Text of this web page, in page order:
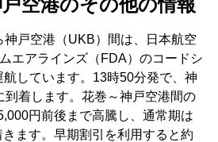
空港のその他の情報
戸空港（UKB）間は、日本航空
エアラインズ（FDA）のコードシ
航しています。13時50分発で、神
到着します。花巻～神戸空港間の
円前後まで高騰し、通常期は
ます。早期割引を利用すると約